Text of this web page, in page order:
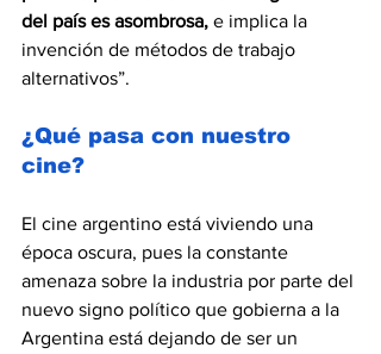
del país es asombrosa, e implica la
invención de métodos de trabajo
alternativos”.
¿Qué pasa con nuestro
cine?
El cine argentino está viviendo una
época oscura, pues la constante
amenaza sobre la industria por parte del
nuevo signo político que gobierna a la
Argentina está dejando de ser un